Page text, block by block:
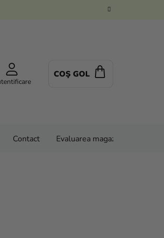
COŞ GOL
Contact Evaluarea magazinului